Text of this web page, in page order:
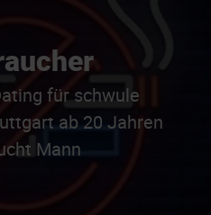
für schwule
ab 20 Jahren
Mann